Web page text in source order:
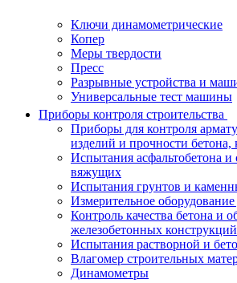
Ключи динамометрические
Копер
Меры твердости
Пресс
Разрывные устройства и
Универсальные тест машины
Приборы контроля строительства
Приборы для контроля
изделий и прочности бетона,
Испытания асфальтобетона и
вяжущих
Испытания грунтов и
Измерительное
Контроль качества бетона и
железобетонных конструкций
Испытания растворной и
Влагомер строительных
Динамометры